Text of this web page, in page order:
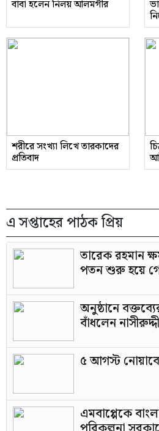
বাবা হলেন নিলয় আলমগীর
শরীরে সংখ্যা লিখে তারকাদের
প্রতিবাদ
এ সপ্তাহের পাঠক প্রিয়
তারেক রহমান
পতন শুরু হয়ে
অনুষ্ঠানে
বাঁধলেন
৫ আগস্ট
এমবাপ্পেকে